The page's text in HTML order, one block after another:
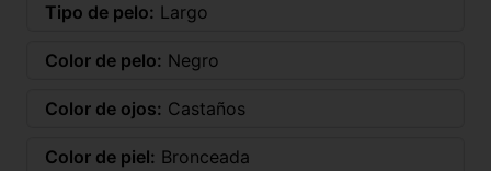
Tipo de pelo: Largo
Color de pelo: Negro
Color de ojos: Castaños
Color de piel: Bronceada